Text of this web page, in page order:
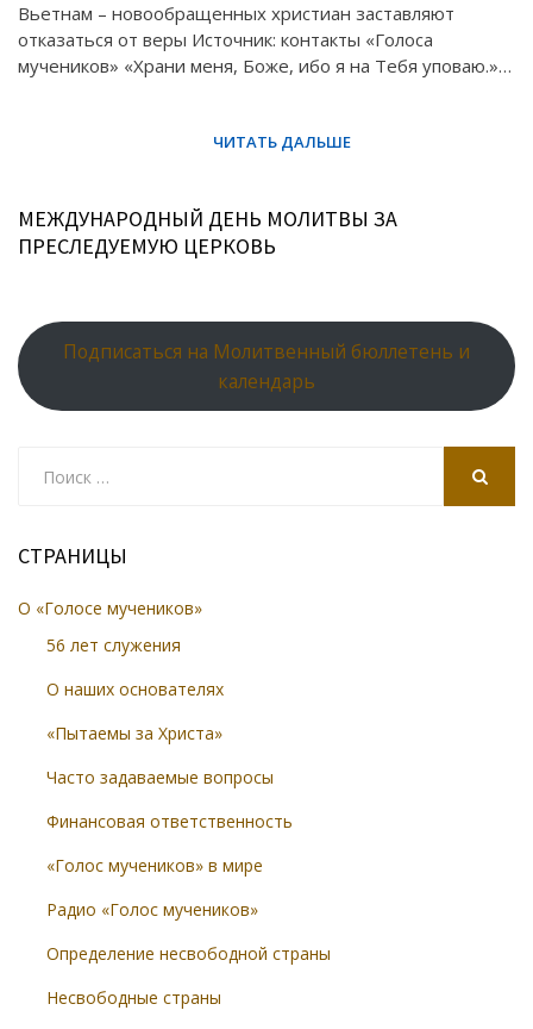
Вьетнам – новообращенных христиан заставляют
отказаться от веры Источник: контакты «Голоса
мучеников» «Храни меня, Боже, ибо я на Тебя уповаю.»…
МЕЖДУНАРОДНЫЙ ДЕНЬ МОЛИТВЫ ЗА
ПРЕСЛЕДУЕМУЮ ЦЕРКОВЬ
Подписаться на Молитвенный бюллетень и
календарь
СТРАНИЦЫ
О «Голосе мучеников»
56 лет служения
О наших основателях
«Пытаемы за Христа»
Часто задаваемые вопросы
Финансовая ответственность
«Голос мучеников» в мире
Радио «Голос мучеников»
Определение несвободной страны
Несвободные страны